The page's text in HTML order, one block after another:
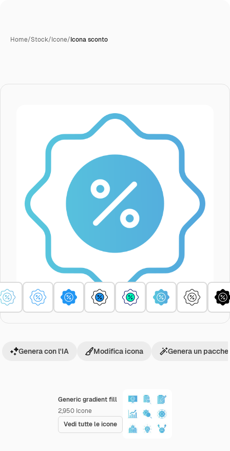
Home/Stock/Icone/Icona sconto
Generic gradient fill
2,950 Icone
Vedi tutte le icone
Genera con l'IA Modifica icona Genera un